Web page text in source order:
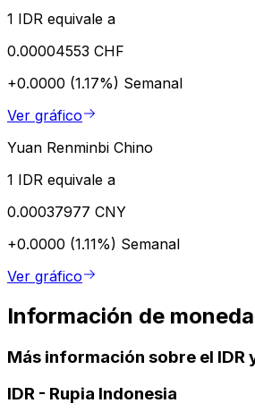
1 IDR equivale a
0.00004553 CHF
+0.0000 (1.17%) Semanal
Ver gráfico
Yuan Renminbi Chino
1 IDR equivale a
0.00037977 CNY
+0.0000 (1.11%) Semanal
Ver gráfico
Información de moneda
Más información sobre el IDR
IDR - Rupia Indonesia